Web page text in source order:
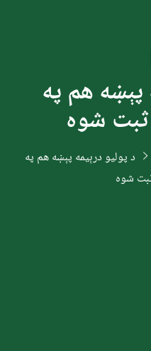
پېښه هم په
ثبت شوه
د پولیو درېیمه پېښه هم په
شوه